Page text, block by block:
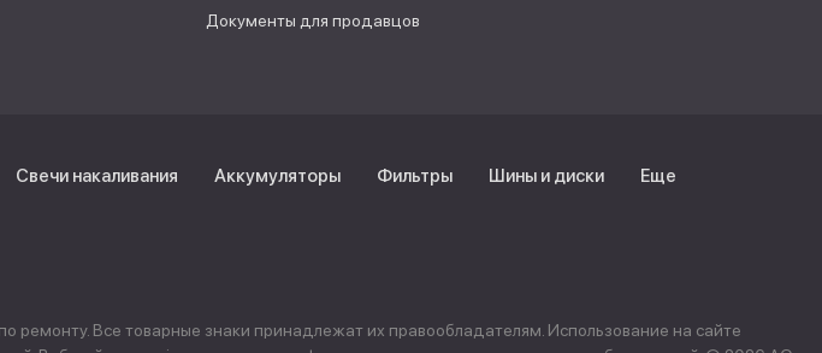
Документы для продавцов
Свечи накаливания Аккумуляторы Фильтры Шины и диски Еще
Все товарные знаки принадлежат их правообладателям. Использование на сайте